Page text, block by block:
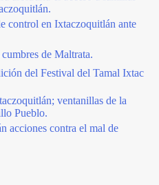
control en Ixtaczoquitlán ante
de Maltrata.
del Festival del Tamal Ixtac
ventanillas de la
Pueblo.
acciones contra el mal de